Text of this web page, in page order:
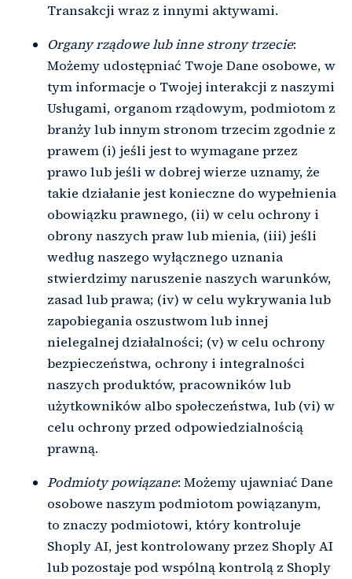
Transakcji wraz z innymi aktywami.
Organy rządowe lub inne strony trzecie:
Możemy udostępniać Twoje Dane osobowe, w
tym informacje o Twojej interakcji z naszymi
Usługami, organom rządowym, podmiotom z
branży lub innym stronom trzecim zgodnie z
prawem (i) jeśli jest to wymagane przez
prawo lub jeśli w dobrej wierze uznamy, że
takie działanie jest konieczne do wypełnienia
obowiązku prawnego, (ii) w celu ochrony i
obrony naszych praw lub mienia, (iii) jeśli
według naszego wyłącznego uznania
stwierdzimy naruszenie naszych warunków,
zasad lub prawa; (iv) w celu wykrywania lub
zapobiegania oszustwom lub innej
nielegalnej działalności; (v) w celu ochrony
bezpieczeństwa, ochrony i integralności
naszych produktów, pracowników lub
użytkowników albo społeczeństwa, lub (vi) w
celu ochrony przed odpowiedzialnością
prawną.
Podmioty powiązane: Możemy ujawniać Dane
osobowe naszym podmiotom powiązanym,
to znaczy podmiotowi, który kontroluje
Shoply AI, jest kontrolowany przez Shoply AI
lub pozostaje pod wspólną kontrolą z Shoply